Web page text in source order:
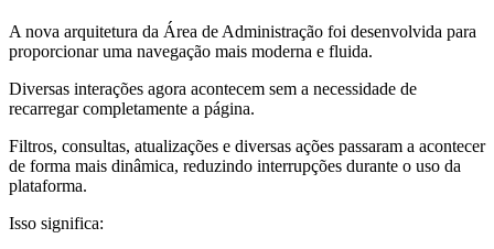
A nova arquitetura da Área de Administração foi desenvolvida para
proporcionar uma navegação mais moderna e fluida.
Diversas interações agora acontecem sem a necessidade de
recarregar completamente a página.
Filtros, consultas, atualizações e diversas ações passaram a acontecer
de forma mais dinâmica, reduzindo interrupções durante o uso da
plataforma.
Isso significa: